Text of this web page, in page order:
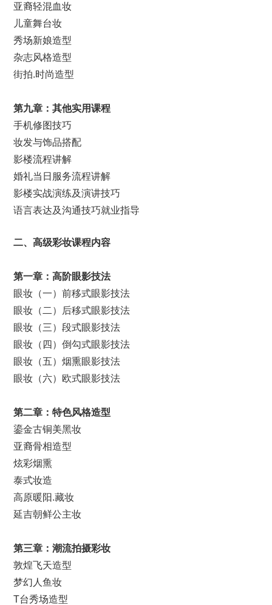
亚裔轻混血妆
儿童舞台妆
秀场新娘造型
杂志风格造型
街拍.时尚造型
第九章：其他实用课程
手机修图技巧
妆发与饰品搭配
影楼流程讲解
婚礼当日服务流程讲解
影楼实战演练及演讲技巧
语言表达及沟通技巧就业指导
二、高级彩妆课程内容
第一章：高阶眼影技法
眼妆（一）前移式眼影技法
眼妆（二）后移式眼影技法
眼妆（三）段式眼影技法
眼妆（四）倒勾式眼影技法
眼妆（五）烟熏眼影技法
眼妆（六）欧式眼影技法
第二章：特色风格造型
鎏金古铜美黑妆
亚裔骨相造型
炫彩烟熏
泰式妆造
高原暖阳.藏妆
延吉朝鲜公主妆
第三章：潮流拍摄彩妆
敦煌飞天造型
梦幻人鱼妆
T台秀场造型